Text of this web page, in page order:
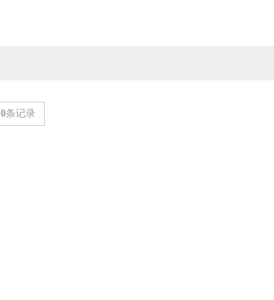
0条记录